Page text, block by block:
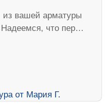
из вашей арматуры
Надеемся, что пер…